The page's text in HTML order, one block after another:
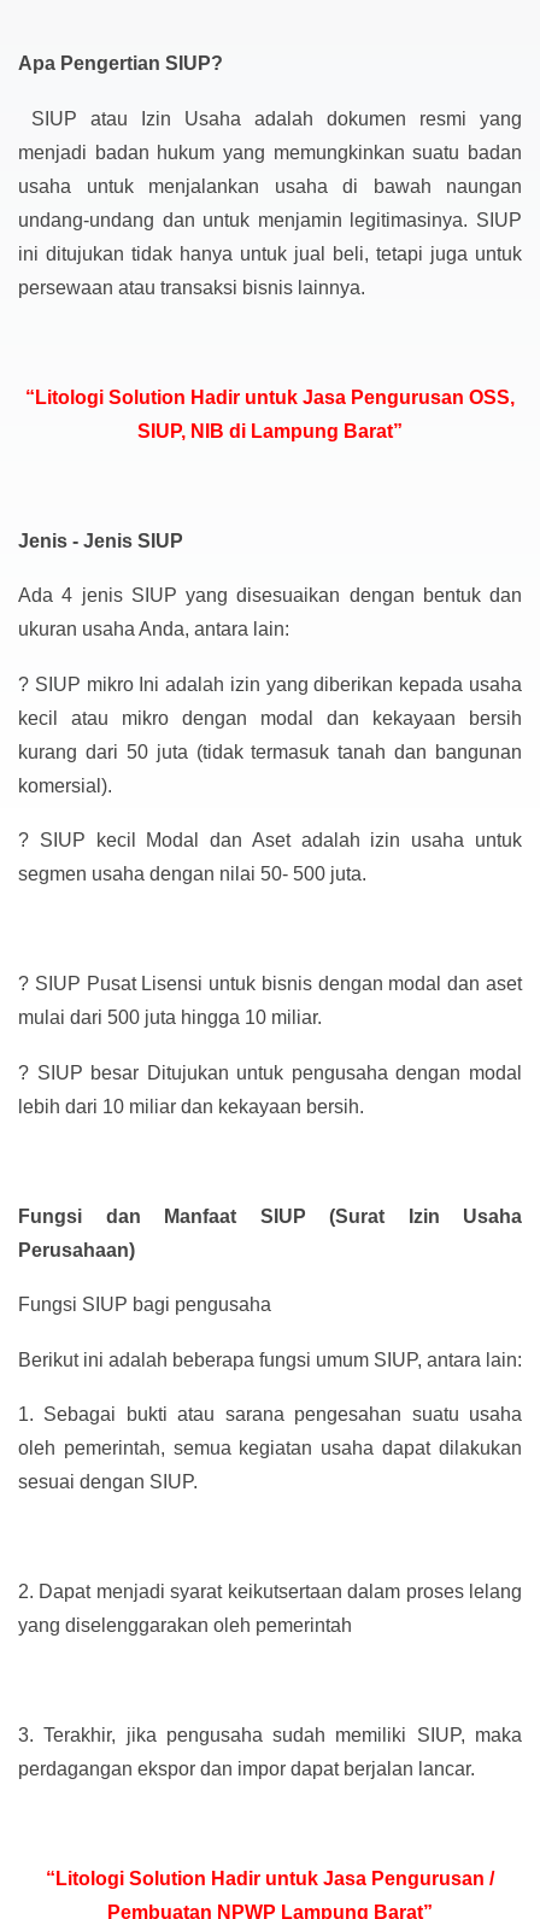
Apa Pengertian SIUP?
SIUP atau Izin Usaha adalah dokumen resmi yang
menjadi badan hukum yang memungkinkan suatu badan
usaha untuk menjalankan usaha di bawah naungan
undang-undang dan untuk menjamin legitimasinya. SIUP
ini ditujukan tidak hanya untuk jual beli, tetapi juga untuk
persewaan atau transaksi bisnis lainnya.
“Litologi Solution Hadir untuk Jasa Pengurusan OSS,
SIUP, NIB di Lampung Barat”
Jenis - Jenis SIUP
Ada 4 jenis SIUP yang disesuaikan dengan bentuk dan
ukuran usaha Anda, antara lain:
? SIUP mikro Ini adalah izin yang diberikan kepada usaha
kecil atau mikro dengan modal dan kekayaan bersih
kurang dari 50 juta (tidak termasuk tanah dan bangunan
komersial).
? SIUP kecil Modal dan Aset adalah izin usaha untuk
segmen usaha dengan nilai 50- 500 juta.
? SIUP Pusat Lisensi untuk bisnis dengan modal dan aset
mulai dari 500 juta hingga 10 miliar.
? SIUP besar Ditujukan untuk pengusaha dengan modal
lebih dari 10 miliar dan kekayaan bersih.
Fungsi dan Manfaat SIUP (Surat Izin Usaha
Perusahaan)
Fungsi SIUP bagi pengusaha
Berikut ini adalah beberapa fungsi umum SIUP, antara lain:
1. Sebagai bukti atau sarana pengesahan suatu usaha
oleh pemerintah, semua kegiatan usaha dapat dilakukan
sesuai dengan SIUP.
2. Dapat menjadi syarat keikutsertaan dalam proses lelang
yang diselenggarakan oleh pemerintah
3. Terakhir, jika pengusaha sudah memiliki SIUP, maka
perdagangan ekspor dan impor dapat berjalan lancar.
“Litologi Solution Hadir untuk Jasa Pengurusan /
Pembuatan NPWP Lampung Barat”